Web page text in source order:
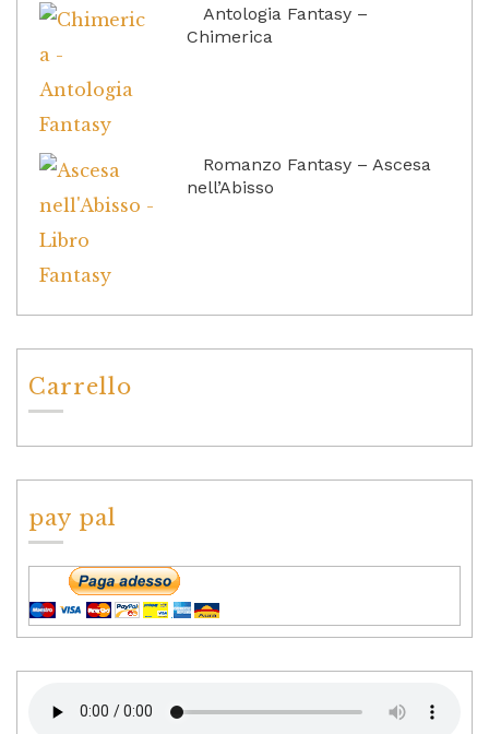
Antologia Fantasy –
Chimerica
Romanzo Fantasy – Ascesa
nell’Abisso
Carrello
pay pal